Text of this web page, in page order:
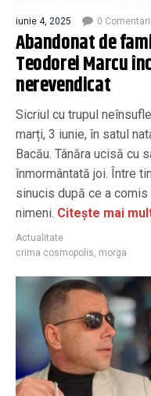
iunie 4, 2025 0
Abandonat de
Teodorei Marcu
nerevendicat
Sicriul cu trupul
marți, 3 iunie, în satul
Bacău. Tânăra ucisă cu
înmormântată joi. Între
sinucis după ce a
nimeni. Citește mai
Actualitate
crima cosmopolis, morga